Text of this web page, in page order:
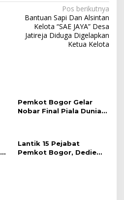
Pos berikutnya
Bantuan Sapi Dan Alsintan
Kelota “SAE JAYA” Desa
Jatireja Diduga Digelapkan
Ketua Kelota
Pemkot Bogor Gelar
Nobar Final Piala Dunia
Lantik 15 Pejabat
Pemkot Bogor, Dedie